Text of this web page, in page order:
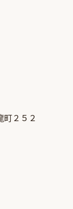
町２５２